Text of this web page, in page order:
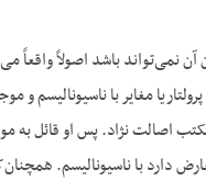
نمی‌تواند باشد اصولاً
مغایر با
اصالت نژاد. پس او قائل
با ناسیونالیسم. همچنان‌که